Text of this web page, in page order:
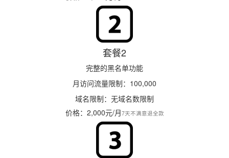
套餐2
完整的黑名单功能
月访问流量限制：100,000
域名限制：无域名数限制
价格：2,000元/月7天不满意退全款